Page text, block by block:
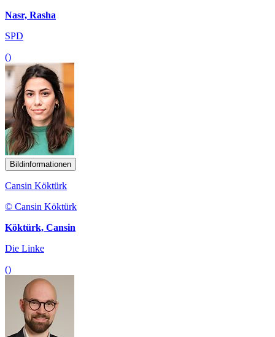
Nasr, Rasha
SPD
()
Bildinformationen
Cansin Köktürk
© Cansin Köktürk
Köktürk, Cansin
Die Linke
()